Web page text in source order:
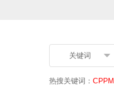
关键词
热搜关键词： CPPM